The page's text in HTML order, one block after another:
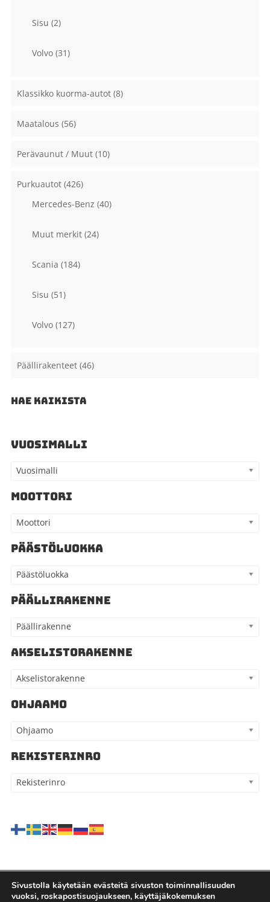
Sisu (2)
Volvo (31)
Klassikko kuorma-autot (8)
Maatalous (56)
Perävaunut / Muut (10)
Purkuautot (426)
Mercedes-Benz (40)
Muut merkit (24)
Scania (184)
Sisu (51)
Volvo (127)
Päällirakenteet (46)
HAE KAIKISTA
VUOSIMALLI
Vuosimalli
MOOTTORI
Moottori
PÄÄSTÖLUOKKA
Päästöluokka
PÄÄLLIRAKENNE
Päällirakenne
AKSELISTORAKENNE
Akselistorakenne
OHJAAMO
Ohjaamo
REKISTERINRO
Rekisterinro
Sivustolla käytetään evästeitä sivuston toiminnallisuuden
vuoksi, roskapostisuojaukseen, käyttäjäkokemuksen